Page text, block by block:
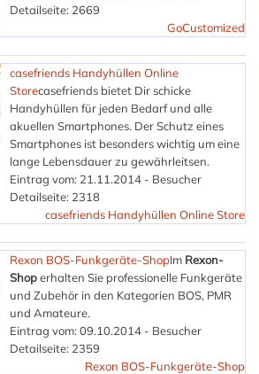
Detailseite: 2669
GoCustomized
casefriends Handyhüllen Online
Storecasefriends bietet Dir schicke
Handyhüllen für jeden Bedarf und alle
akuellen Smartphones. Der Schutz eines
Smartphones ist besonders wichtig um eine
lange Lebensdauer zu gewährleitsen.
Eintrag vom: 21.11.2014 - Besucher
Detailseite: 2318
casefriends Handyhüllen Online Store
Rexon BOS-Funkgeräte-ShopIm Rexon-
Shoperhalten Sie professionelle Funkgeräte
und Zubehör in den Kategorien BOS, PMR
und Amateure.
Eintrag vom: 09.10.2014 - Besucher
Detailseite: 2359
Rexon BOS-Funkgeräte-Shop